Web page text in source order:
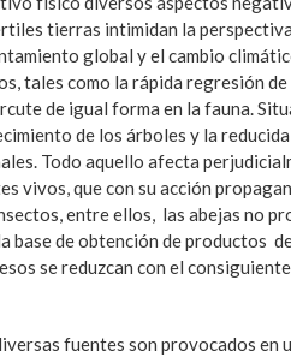
tierras intimidan la
global y el cambio
tales como la rápida regresión de
de igual forma en la fauna.
de los árboles y la
Todo aquello afecta
vivos, que con su acción
entre ellos, las abejas no
base de obtención de productos
se reduzcan con el
fuentes son provocados en